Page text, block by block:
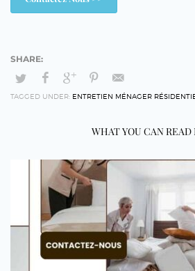
TAGGED UNDER: ENTRETIEN MÉNAGER
WHAT YOU CAN READ